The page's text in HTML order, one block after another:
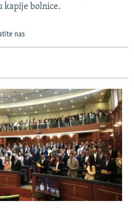
kapije bolnice.
nas